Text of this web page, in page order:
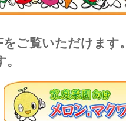
ご覧いただけます